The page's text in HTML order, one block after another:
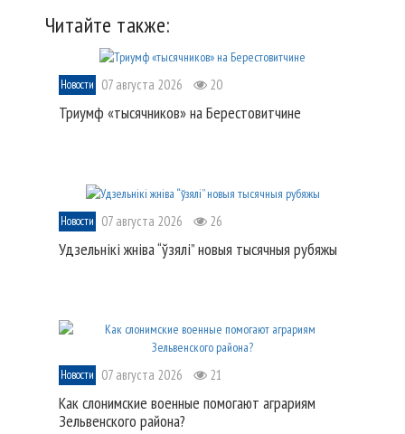
Читайте также:
Новости 07 августа 2026 20
Триумф «тысячников» на Берестовитчине
Новости 07 августа 2026 26
Удзельнікі жніва “ўзялі” новыя тысячныя рубяжы
Новости 07 августа 2026 21
Как слонимские военные помогают аграриям
Зельвенского района?